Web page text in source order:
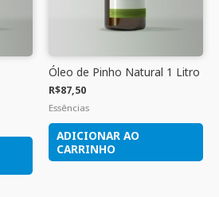
Óleo de Pinho Natural 1 Litro
R$87,50
Essências
ADICIONAR AO
CARRINHO